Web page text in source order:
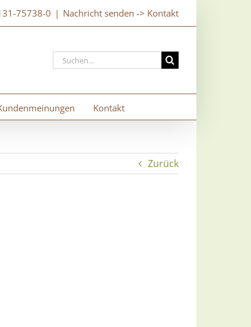
75738-0 | Nachricht senden -> Kontakt
Suche
nach:
Kontakt
Zurück